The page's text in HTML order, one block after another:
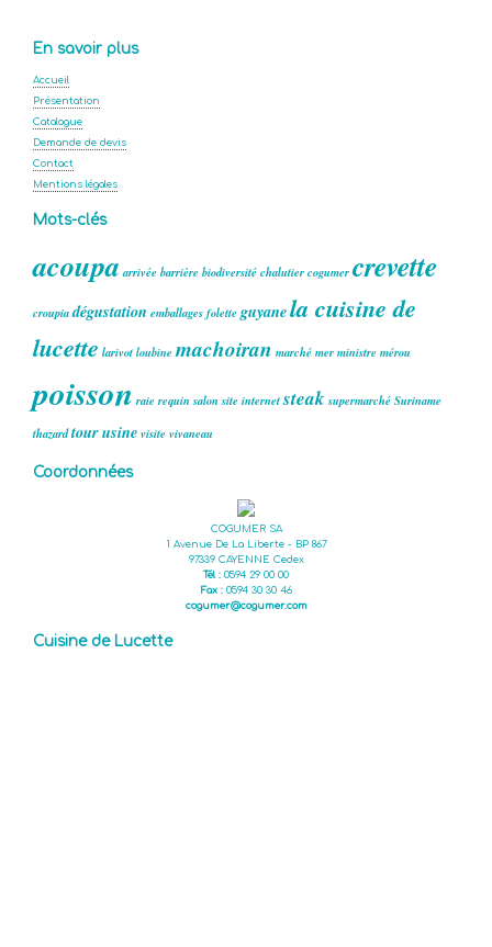
En savoir plus
Accueil
Présentation
Catalogue
Demande de devis
Contact
Mentions légales
Mots-clés
acoupa arrivée barrière biodiversité chalutier cogumer crevette
croupia dégustation emballages folette guyanela cuisine de
lucette larivot loubine machoiran marché mer ministre mérou
poisson raie requin salon site internet steak supermarché Suriname
thazard tourusine visite vivaneau
Coordonnées
COGUMER SA
1 Avenue De La Liberte - BP 867
97339 CAYENNE Cedex
Tél : 0594 29 00 00
Fax :0594 30 30 46
cogumer@cogumer.com
Cuisine de Lucette